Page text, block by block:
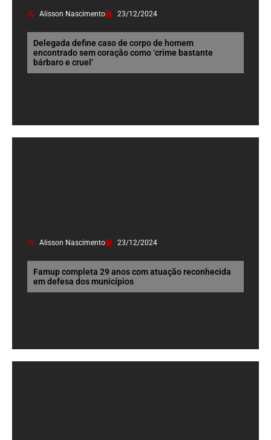
Alisson Nascimento 23/12/2024
Delegada define caso de corpo de homem
encontrado sem coração como ‘crime bastante
bárbaro e cruel’
Alisson Nascimento 23/12/2024
Famup completa 29 anos com atuação reconhecida
em defesa dos municípios